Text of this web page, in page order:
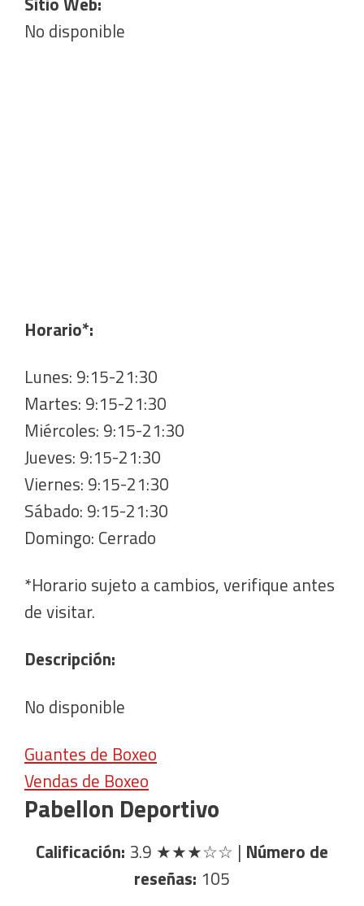
No disponible
Horario*:
Lunes: 9:15-21:30
Martes: 9:15-21:30
Miércoles: 9:15-21:30
Jueves: 9:15-21:30
Viernes: 9:15-21:30
Sábado: 9:15-21:30
Domingo: Cerrado
*Horario sujeto a cambios, verifique antes
de visitar.
Descripción:
No disponible
Guantes de Boxeo
Vendas de Boxeo
Pabellon Deportivo
Calificación: 3.9 ★★★☆☆ | Número de
reseñas: 105